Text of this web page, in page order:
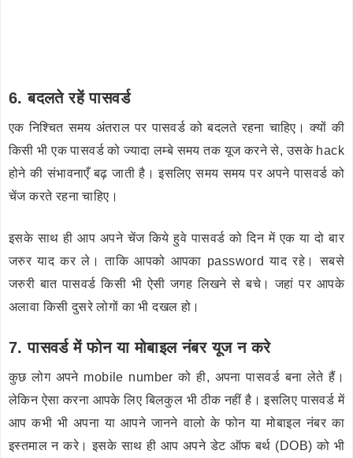
6. बदलते रहें पासवर्ड
एक निश्चित समय अंतराल पर पासवर्ड को बदलते रहना चाहिए। क्यों की
किसी भी एक पासवर्ड को ज्यादा लम्बे समय तक यूज करने से, उसके hack
होने की संभावनाएँ बढ़ जाती है। इसलिए समय समय पर अपने पासवर्ड को
चेंज करते रहना चाहिए।
इसके साथ ही आप अपने चेंज किये हुवे पासवर्ड को दिन में एक या दो बार
जरुर याद कर ले। ताकि आपको आपका password याद रहे। सबसे
जरुरी बात पासवर्ड किसी भी ऐसी जगह लिखने से बचे। जहां पर आपके
अलावा किसी दुसरे लोगों का भी दखल हो।
7. पासवर्ड में फोन या मोबाइल नंबर यूज न करे
कुछ लोग अपने mobile number को ही, अपना पासवर्ड बना लेते हैं।
लेकिन ऐसा करना आपके लिए बिलकुल भी ठीक नहीं है। इसलिए पासवर्ड में
आप कभी भी अपना या आपने जानने वालो के फोन या मोबाइल नंबर का
इस्तमाल न करे। इसके साथ ही आप अपने डेट ऑफ बर्थ (DOB) को भी